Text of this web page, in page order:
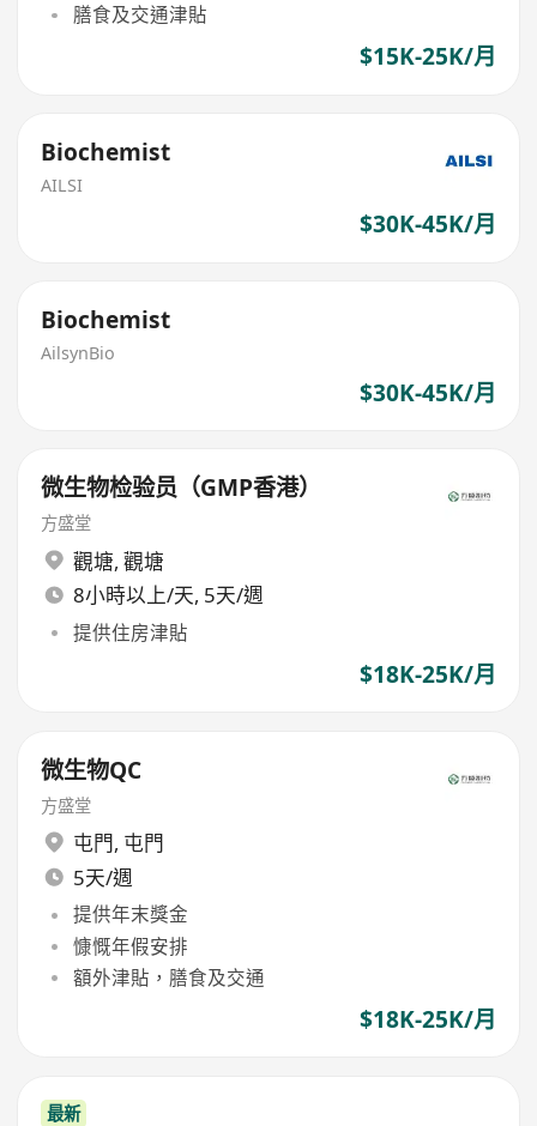
膳食及交通津貼
$15K-25K/月
Biochemist
AILSI
$30K-45K/月
Biochemist
AilsynBio
$30K-45K/月
微生物检验员（GMP香港）
方盛堂
觀塘, 觀塘
8小時以上/天, 5天/週
提供住房津貼
$18K-25K/月
微生物QC
方盛堂
屯門, 屯門
5天/週
提供年末獎金
慷慨年假安排
額外津貼，膳食及交通
$18K-25K/月
最新